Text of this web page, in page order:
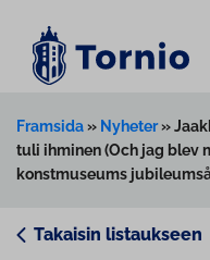
content
Framsida» Nyheter»
tuli ihminen (Och jag blev
konstmuseums
Takaisin listaukseen